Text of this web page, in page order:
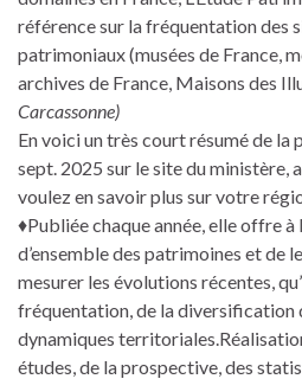
référence sur la fréquentation des
patrimoniaux (musées de France,
archives de France, Maisons des
Carcassonne)
En voici un très court résumé de la
sept. 2025 sur le site du ministère,
voulez en savoir plus sur votre
♦Publiée chaque année, elle offre
d’ensemble des patrimoines et de
mesurer les évolutions récentes,
fréquentation, de la diversification
dynamiques
études, de la prospective, des